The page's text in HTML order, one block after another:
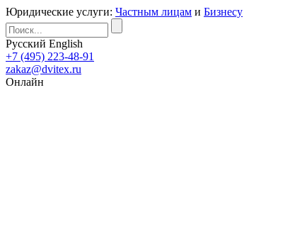
Юридические услуги: Частным лицам и Бизнесу
Русский English
+7 (495) 223-48-91
zakaz@dvitex.ru
Онлайн